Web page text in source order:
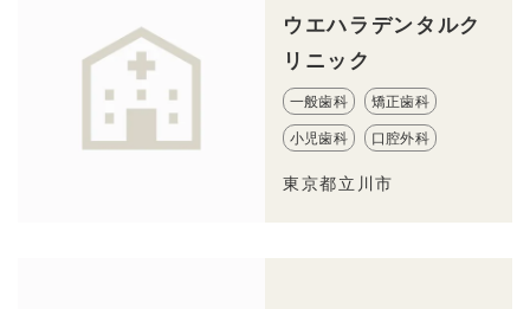
ウエハラデンタルク
リニック
一般歯科 矯正歯科
小児歯科 口腔外科
東京都立川市